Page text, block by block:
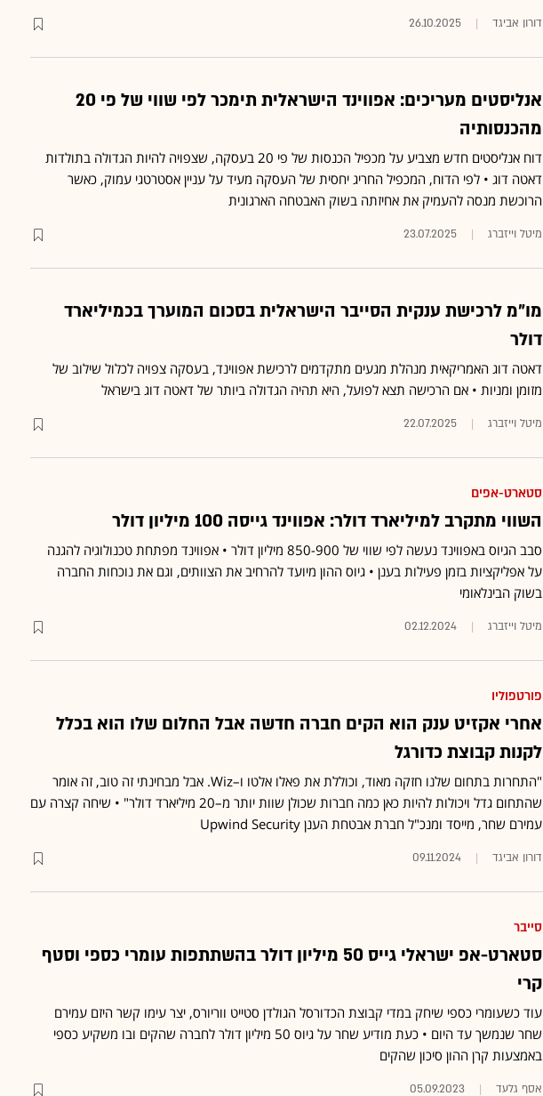
דורון אביגד 26.10.2025
אנליסטים מעריכים: אפווינד הישראלית תימכר לפי שווי של פי 20
מהכנסותיה
דוח אנליסטים חדש מצביע על מכפיל הכנסות של פי 20 בעסקה, שצפויה להיות הגדולה בתולדות
דאטה דוג • לפי הדוח, המכפיל החריג יחסית של העסקה מעיד על עניין אסטרטגי עמוק, כאשר
הרוכשת מנסה להעמיק את אחיזתה בשוק האבטחה הארגונית
מיטל וייזברג 23.07.2025
מו"מ לרכישת ענקית הסייבר הישראלית בסכום המוערך בכמיליארד
דולר
דאטה דוג האמריקאית מנהלת מגעים מתקדמים לרכישת אפווינד, בעסקה צפויה לכלול שילוב של
מזומן ומניות • אם הרכישה תצא לפועל, היא תהיה הגדולה ביותר של דאטה דוג בישראל
מיטל וייזברג 22.07.2025
סטארט-אפים
השווי מתקרב למיליארד דולר: אפווינד גייסה 100 מיליון דולר
סבב הגיוס באפווינד נעשה לפי שווי של 850-900 מיליון דולר • אפווינד מפתחת טכנולוגיה להגנה
על אפליקציות בזמן פעילות בענן • גיוס ההון מיועד להרחיב את הצוותים, וגם את נוכחות החברה
בשוק הבינלאומי
מיטל וייזברג 02.12.2024
פורטפוליו
אחרי אקזיט ענק הוא הקים חברה חדשה אבל החלום שלו הוא בכלל
לקנות קבוצת כדורגל
"התחרות בתחום שלנו חזקה מאוד, וכוללת את פאלו אלטו ו–Wiz. אבל מבחינתי זה טוב, זה אומר
שהתחום גדל ויכולות להיות כאן כמה חברות שכולן שוות יותר מ–20 מיליארד דולר" • שיחה קצרה עם
עמירם שחר, מייסד ומנכ"ל חברת אבטחת הענן Upwind Security
דורון אביגד 09.11.2024
סייבר
סטארט-אפ ישראלי גייס 50 מיליון דולר בהשתתפות עומרי כספי וסטף
קרי
עוד כשעומרי כספי שיחק במדי קבוצת הכדורסל הגולדן סטייט ווריורס, יצר עימו קשר היזם עמירם
שחר שנמשך עד היום • כעת מודיע שחר על גיוס 50 מיליון דולר לחברה שהקים ובו משקיע כספי
באמצעות קרן ההון סיכון שהקים
אסף גלעד 05.09.2023